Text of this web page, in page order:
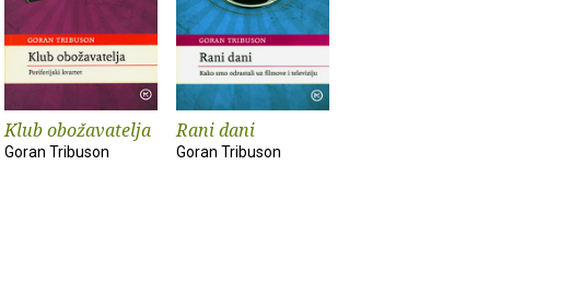
Klub obožavatelja
Goran Tribuson
Rani dani
Goran Tribuson